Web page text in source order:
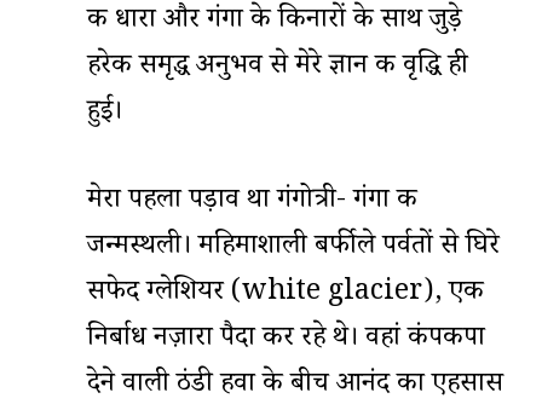
की धारा और गंगा के किनारों के साथ जुड़े
हरेक समृद्ध अनुभव से मेरे ज्ञान की वृद्धि ही
हुई।
मेरा पहला पड़ाव था गंगोत्री- गंगा की
जन्मस्थली। महिमाशाली बर्फीले पर्वतों से घिरे
सफेद ग्लेशियर (white glacier), एक
निर्बाध नज़ारा पैदा कर रहे थे। वहां कंपकपा
देने वाली ठंडी हवा के बीच आनंद का एहसास